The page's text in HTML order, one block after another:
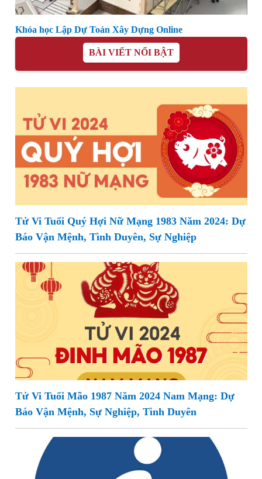
Khóa học Lập Dự Toán Xây Dựng Online
BÀI VIẾT NỔI BẬT
Tử Vi Tuổi Quý Hợi Nữ Mạng 1983 Năm 2024: Dự
Báo Vận Mệnh, Tình Duyên, Sự Nghiệp
Tử Vi Tuổi Mão 1987 Năm 2024 Nam Mạng: Dự
Báo Vận Mệnh, Sự Nghiệp, Tình Duyên